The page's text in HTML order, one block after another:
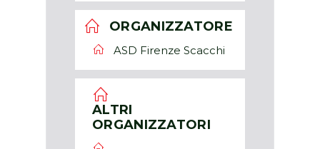
ORGANIZZATORE
ASD Firenze Scacchi
ALTRI
ORGANIZZATORI